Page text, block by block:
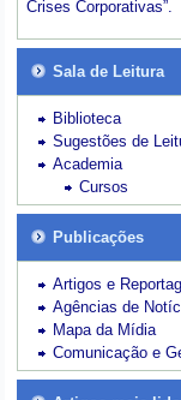
Crises Corporativas”.
Sala de Leitura
Biblioteca
Sugestões de
Academia
Cursos
Publicações
Artigos e
Agências de
Mapa da Mídia
Comunicação e